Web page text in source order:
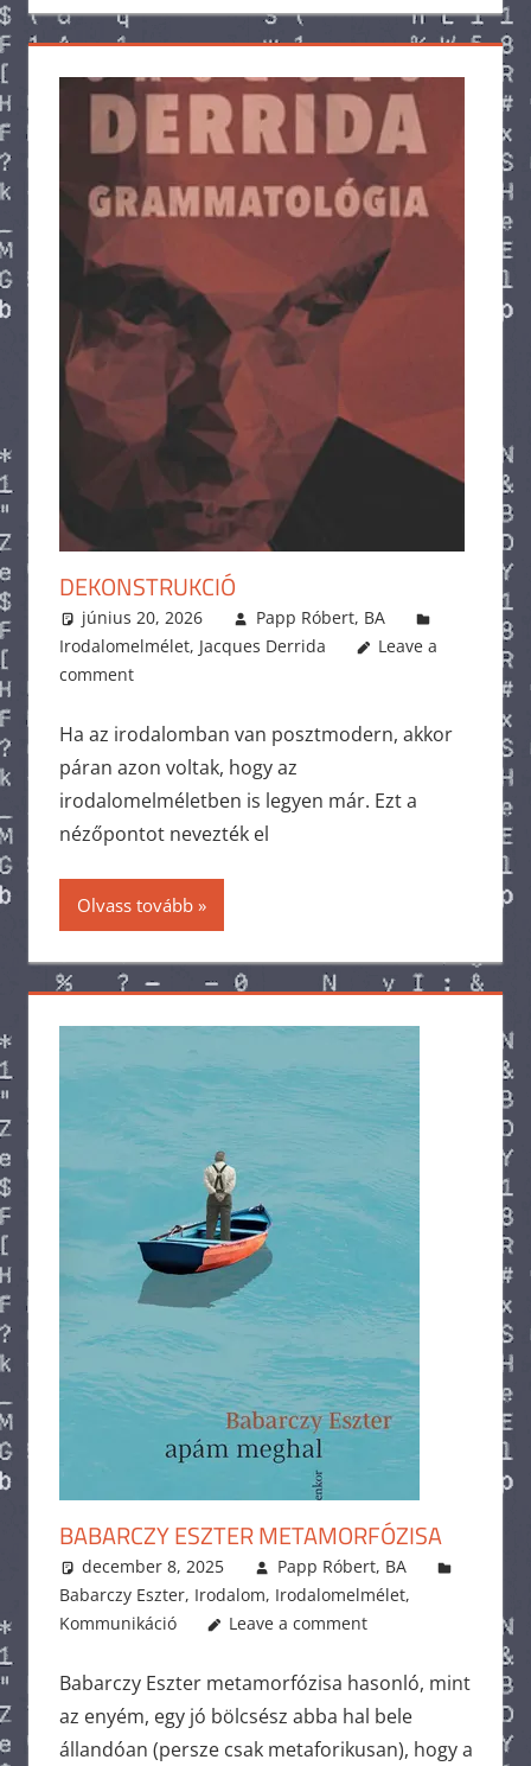
DEKONSTRUKCIÓ
június 20, 2026
Papp Róbert, BA
Irodalomelmélet, Jacques Derrida
Leave a
comment
Ha az irodalomban van posztmodern, akkor
páran azon voltak, hogy az
irodalomelméletben is legyen már. Ezt a
nézőpontot nevezték el
Olvass tovább
BABARCZY ESZTER METAMORFÓZISA
december 8, 2025
Papp Róbert, BA
Babarczy Eszter, Irodalom, Irodalomelmélet,
Kommunikáció
Leave a comment
Babarczy Eszter metamorfózisa hasonló, mint
az enyém, egy jó bölcsész abba hal bele
állandóan (persze csak metaforikusan), hogy a